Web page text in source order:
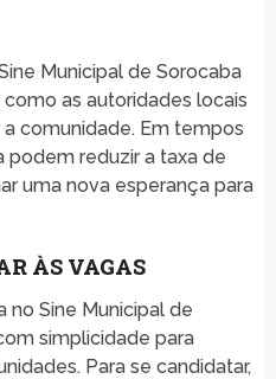
Municipal de Sorocaba
as autoridades locais
comunidade. Em tempos
podem reduzir a taxa de
uma nova esperança para
ÀS VAGAS
no Sine Municipal de
simplicidade para
Para se candidatar,